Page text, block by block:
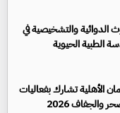
الدوائية والتشخيصية في
الطبية الحيوية
الأهلية تشارك بفعاليات
والجفاف 2026